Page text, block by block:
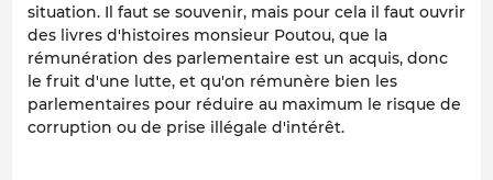
situation. Il faut se souvenir, mais pour cela il faut ouvrir
des livres d'histoires monsieur Poutou, que la
rémunération des parlementaire est un acquis, donc
le fruit d'une lutte, et qu'on rémunère bien les
parlementaires pour réduire au maximum le risque de
corruption ou de prise illégale d'intérêt.